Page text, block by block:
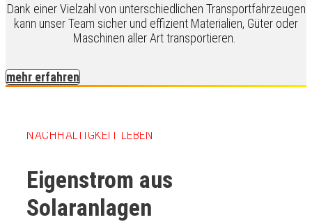
Dank einer Vielzahl von unterschiedlichen Transportfahrzeugen
kann unser Team sicher und effizient Materialien, Güter oder
Maschinen aller Art transportieren.
mehr erfahren
NACHHALTIGKEIT LEBEN
Eigenstrom aus
Solaranlagen